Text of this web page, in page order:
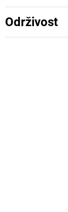
Održivost